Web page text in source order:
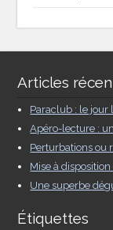
Articles
Paraclub : le jour
Apéro-lecture :
Perturbations ou
Mise à
Une superbe
Étiquettes